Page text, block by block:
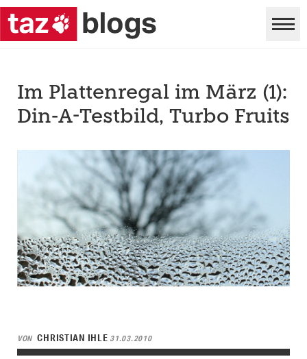
Im Plattenregal im März (1):
Din-A-Testbild, Turbo Fruits
VON CHRISTIAN IHLE 31.03.2010